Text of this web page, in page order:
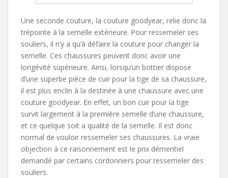
Une seconde couture, la couture goodyear, relie donc la
trépointe à la semelle extérieure. Pour ressemeler ses
souliers, il n’y a qu’à défaire la couture pour changer la
semelle. Ces chaussures peuvent donc avoir une
longévité supérieure. Ainsi, lorsqu’un bottier dispose
d’une superbe pièce de cuir pour la tige de sa chaussure,
il est plus enclin à la destinée à une chaussure avec une
couture goodyear. En effet, un bon cuir pour la tige
survit largement à la première semelle d’une chaussure,
et ce quelque soit a qualité de la semelle. Il est donc
normal de vouloir ressemeler ses chaussures. La vraie
objection à ce raisonnement est le prix démentiel
demandé par certains cordonniers pour ressemeler des
souliers.